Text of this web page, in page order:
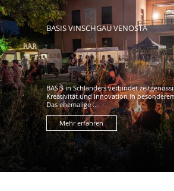
BASIS VINSCHGAU VENOSTA
BASIS in Schlanders verbindet
Kreativität und Innovation in
Das ehemalige ...
Mehr erfahren